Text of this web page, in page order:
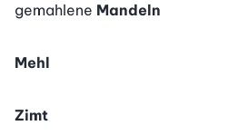
gemahlene Mandeln
Mehl
Zimt